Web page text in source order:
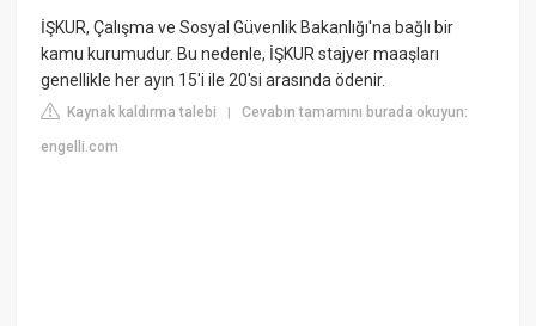
İŞKUR, Çalışma ve Sosyal Güvenlik Bakanlığı'na bağlı bir
kamu kurumudur. Bu nedenle, İŞKUR stajyer maaşları
genellikle her ayın 15'i ile 20'si arasında ödenir.
Kaynak kaldırma talebi |Cevabın tamamını burada okuyun:
engelli.com